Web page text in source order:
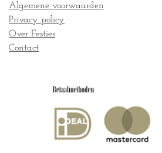
Algemene voorwaarden
Privacy policy
Over Festies
Contact